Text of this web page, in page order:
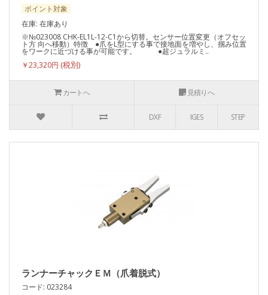
ポイント対象
在庫: 在庫あり
※№023008 CHK-EL1L-12-C1から切替。センサー位置変更（オフセッ
ト方 向へ移動）特徴 ●爪をL型にする事で接地面を増やし、掴み位置
をワークに近づける事が可能です。 ●超ジュラルミ..
￥23,320円
カートへ 見積りへ
DXF IGES STEP
ランナーチャックＥＭ（爪着脱式）
コード: 023284